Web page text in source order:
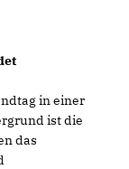
in einer
ist die
das